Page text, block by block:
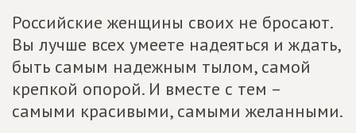
Российские женщины своих не бросают.
Вы лучше всех умеете надеяться и ждать,
быть самым надежным тылом, самой
крепкой опорой. И вместе с тем –
самыми красивыми, самыми желанными.